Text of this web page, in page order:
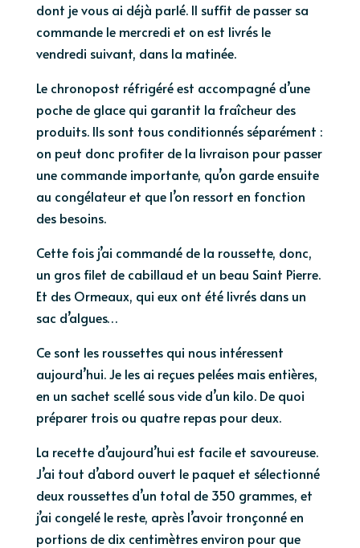
dont je vous ai déjà parlé. Il suffit de passer sa
commande le mercredi et on est livrés le
vendredi suivant, dans la matinée.
Le chronopost réfrigéré est accompagné d’une
poche de glace qui garantit la fraîcheur des
produits. Ils sont tous conditionnés séparément :
on peut donc profiter de la livraison pour passer
une commande importante, qu’on garde ensuite
au congélateur et que l’on ressort en fonction
des besoins.
Cette fois j’ai commandé de la roussette, donc,
un gros filet de cabillaud et un beau Saint Pierre.
Et des Ormeaux, qui eux ont été livrés dans un
sac d’algues…
Ce sont les roussettes qui nous intéressent
aujourd’hui. Je les ai reçues pelées mais entières,
en un sachet scellé sous vide d’un kilo. De quoi
préparer trois ou quatre repas pour deux.
La recette d’aujourd’hui est facile et savoureuse.
J’ai tout d’abord ouvert le paquet et sélectionné
deux roussettes d’un total de 350 grammes, et
j’ai congelé le reste, après l’avoir tronçonné en
portions de dix centimètres environ pour que